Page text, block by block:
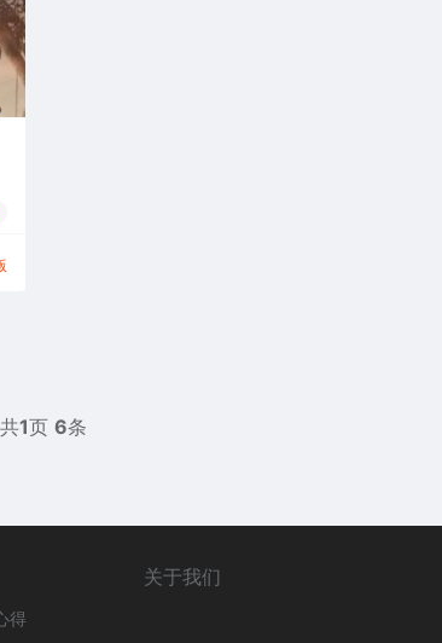
共1页 6条
得
关于我们